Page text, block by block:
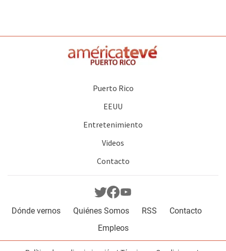
Puerto Rico
EEUU
Entretenimiento
Videos
Contacto
Dónde vernos Quiénes Somos RSS
Contacto
Empleos